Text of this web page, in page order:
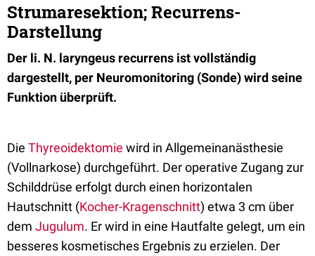
Strumaresektion; Recurrens-
Darstellung
Der li. N. laryngeus recurrens ist vollständig
dargestellt, per Neuromonitoring (Sonde) wird seine
Funktion überprüft.
Die Thyreoidektomie wird in Allgemeinanästhesie
(Vollnarkose) durchgeführt. Der operative Zugang zur
Schilddrüse erfolgt durch einen horizontalen
Hautschnitt (Kocher-Kragenschnitt) etwa 3 cm über
dem Jugulum. Er wird in eine Hautfalte gelegt, um ein
besseres kosmetisches Ergebnis zu erzielen. Der